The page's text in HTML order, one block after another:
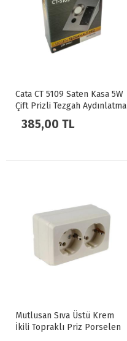
Cata CT 5109 Saten Kasa 5W
Çift Prizli Tezgah Aydınlatma
Beyaz Işık 6400K
385,00 TL
Mutlusan Sıva Üstü Krem
İkili Topraklı Priz Porselen